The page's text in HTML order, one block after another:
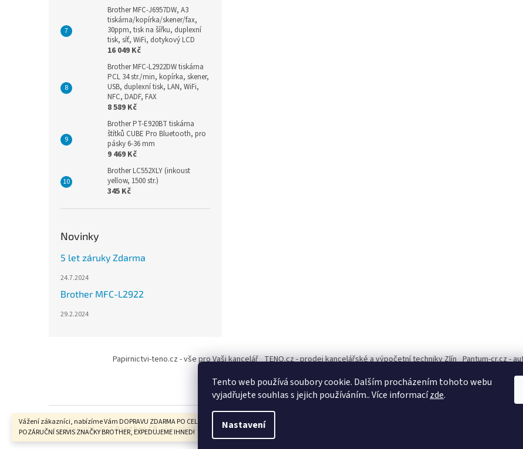
Tento web používá soubory cookie. Dalším procházením tohoto webu
vyjadřujete souhlas s jejich používáním.. Více informacízde.
Nastavení
Vážení zákazníci, nabízíme Vám DOPRAVU ZDARMA PO CELÉ ČR, ZÁRUČNÍ I
POZÁRUČNÍ SERVIS ZNAČKY BROTHER, EXPEDUJEME IHNED!
Brother MFC-J6957DW, A3
tiskárna/kopírka/skener/fax,
30ppm, tisk na šířku, duplexní
tisk, síť, WiFi, dotykový LCD
16 049 Kč
Brother MFC-L2922DW tiskárna
PCL 34 str./min, kopírka, skener,
USB, duplexní tisk, LAN, WiFi,
NFC, DADF, FAX
8 589 Kč
Brother PT-E920BT tiskárna
štítků CUBE Pro Bluetooth, pro
pásky 6-36 mm
9 469 Kč
Brother LC552XLY (inkoust
yellow, 1500 str.)
345 Kč
Novinky
5 let záruky Zdarma
24.7.2024
Brother MFC-L2922
29.2.2024
Papirnictvi-teno.cz - vše pro Vaši kancelář TENO.cz - prodej kancelářské a výpočetní techniky Zlín Pantum-cr.cz -
Copyright 2026Brother ČR. Všechna práva vyhrazena.